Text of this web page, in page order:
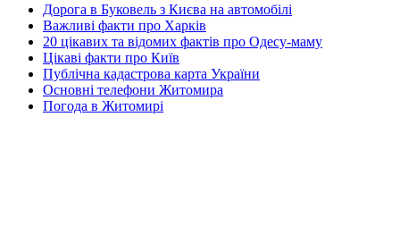
Дорога в Буковель з Києва на автомобілі
Важливі факти про Харків
20 цікавих та відомих фактів про Одесу-маму
Цікаві факти про Київ
Публічна кадастрова карта України
Основні телефони Житомира
Погода в Житомирі